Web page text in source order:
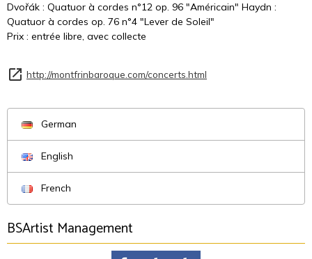
Dvořák : Quatuor à cordes n°12 op. 96 "Américain" Haydn :
Quatuor à cordes op. 76 n°4 "Lever de Soleil"
Prix : entrée libre, avec collecte
http://montfrinbaroque.com/concerts.html
German
English
French
BSArtist Management